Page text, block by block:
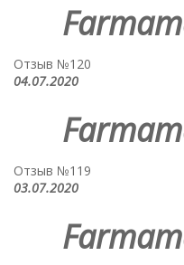
Отзыв №120
04.07.2020
Отзыв №119
03.07.2020